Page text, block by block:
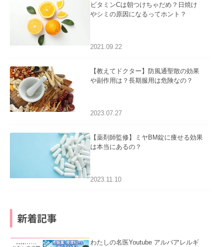
ビタミンCは朝つけちゃだめ？日焼け
やシミの原因になるってホント？
2021.09.22
【教えてドクター】防風通聖散の効果
や副作用は？長期服用は危険なの？
2023.07.27
【薬剤師監修】ミヤBM錠に痩せる効果
は本当にあるの？
2023.11.10
新着記事
わたしの名医Youtube アルバアレルギ